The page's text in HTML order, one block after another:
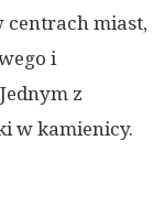
miast,
i
z
w kamienicy.